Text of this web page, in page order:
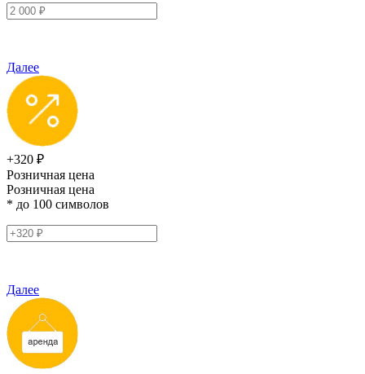
Далее
+320 ₽
Розничная цена
Розничная цена
* до 100 символов
Далее